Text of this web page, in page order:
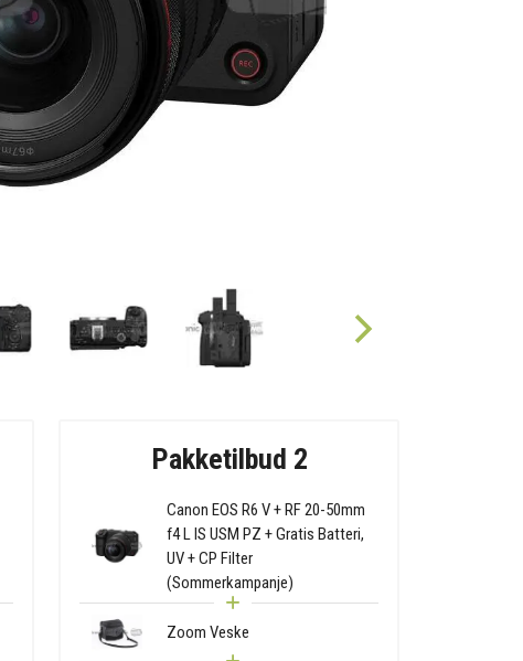
Pakketilbud 2
Canon EOS R6 V + RF 20-50mm
f4 L IS USM PZ + Gratis Batteri,
UV + CP Filter
(Sommerkampanje)
Zoom Veske